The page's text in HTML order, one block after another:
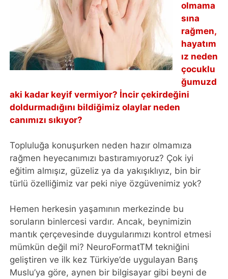
olmama
sına
rağmen,
hayatım
ız neden
çocuklu
ğumuzd
aki kadar keyif vermiyor? İncir çekirdeğini
doldurmadığını bildiğimiz olaylar neden
canımızı sıkıyor?
Topluluğa konuşurken neden hazır olmamıza
rağmen heyecanımızı bastıramıyoruz? Çok iyi
eğitim almışız, güzeliz ya da yakışıklıyız, bin bir
türlü özelliğimiz var peki niye özgüvenimiz yok?
Hemen herkesin yaşamının merkezinde bu
soruların binlercesi vardır. Ancak, beynimizin
mantık çerçevesinde duygularımızı kontrol etmesi
mümkün değil mi? NeuroFormatTM tekniğini
geliştiren ve ilk kez Türkiye’de uygulayan Barış
Muslu’ya göre, aynen bir bilgisayar gibi beyni de